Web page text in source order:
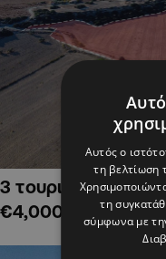
3 τουριστικά
€4,000,000
Αυτός ο
τη βελτίωση
τη
σύμφωνα με